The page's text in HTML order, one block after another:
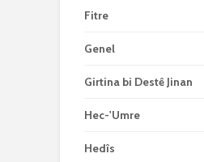
Fitre
Genel
Girtina bi Destê Jinan
Hec-'Umre
Hedîs